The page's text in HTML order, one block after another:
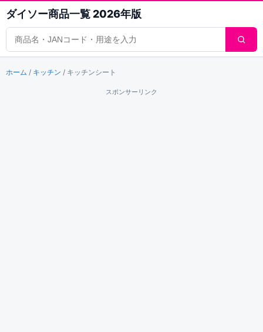
ダイソー商品一覧 2026年版
商品検索
ホーム / キッチン / キッチンシート
スポンサーリンク